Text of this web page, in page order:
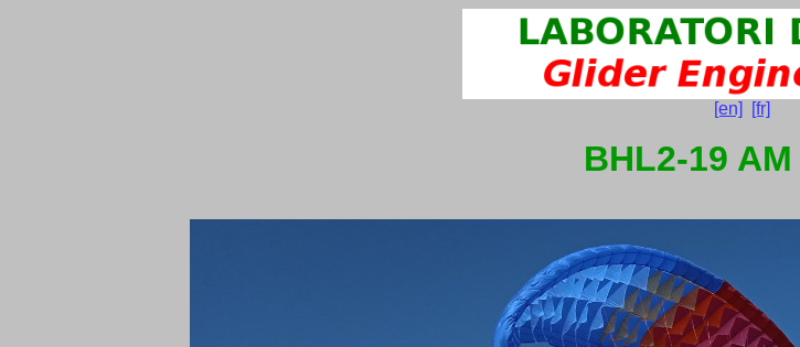
[en] [fr]
BHL2-19 AM